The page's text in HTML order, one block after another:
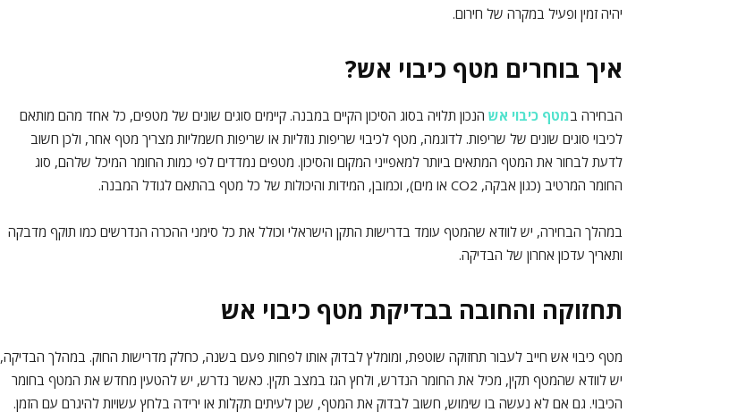
יהיה זמין ופעיל במקרה של חירום.
איך בוחרים מטף כיבוי אש?
הבחירה במטף כיבוי אש הנכון תלויה בסוג הסיכון הקיים במבנה. קיימים סוגים שונים של מטפים, כל אחד מהם מותאם
לכיבוי סוגים שונים של שריפות. לדוגמה, מטף לכיבוי שריפות נוזליות או שריפות חשמליות מצריך מטף אחר, ולכן חשוב
לדעת לבחור את המטף המתאים ביותר למאפייני המקום והסיכון. מטפים נמדדים לפי כמות החומר המיכל שלהם, סוג
החומר המרטיב (כגון אבקה, CO2 או מים), וכמובן, המידות והיכולות של כל מטף בהתאם לגודל המבנה.
במהלך הבחירה, יש לוודא שהמטף עומד בדרישות התקן הישראלי וכולל את כל סימני ההכרה הנדרשים כמו תוקף מדבקה
ותאריך עדכון אחרון של הבדיקה.
תחזוקה והחובה בבדיקת מטף כיבוי אש
מטף כיבוי אש חייב לעבור תחזוקה שוטפת, ומומלץ לבדוק אותו לפחות פעם בשנה, כחלק מדרישות החוק. במהלך הבדיקה,
יש לוודא שהמטף תקין, מכיל את החומר הנדרש, ולחץ הגז במצב תקין. כאשר נדרש, יש להטעין מחדש את המטף בחומר
הכיבוי. גם אם לא נעשה בו שימוש, חשוב לבדוק את המטף, שכן לעיתים תקלות או ירידה בלחץ עשויות להיגרם עם הזמן.